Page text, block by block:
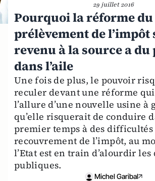
29 juillet 2016
Pourquoi la réforme du
prélèvement de l’impôt
revenu à la source a du
dans l’aile
Une fois de plus, le pouvoir
reculer devant une réforme
l’allure d’une nouvelle usine à
qu’elle risquerait de conduire
premier temps à des difficultés
recouvrement de l’impôt, au
l’Etat est en train d’alourdir les
publiques.
Michel Garibal